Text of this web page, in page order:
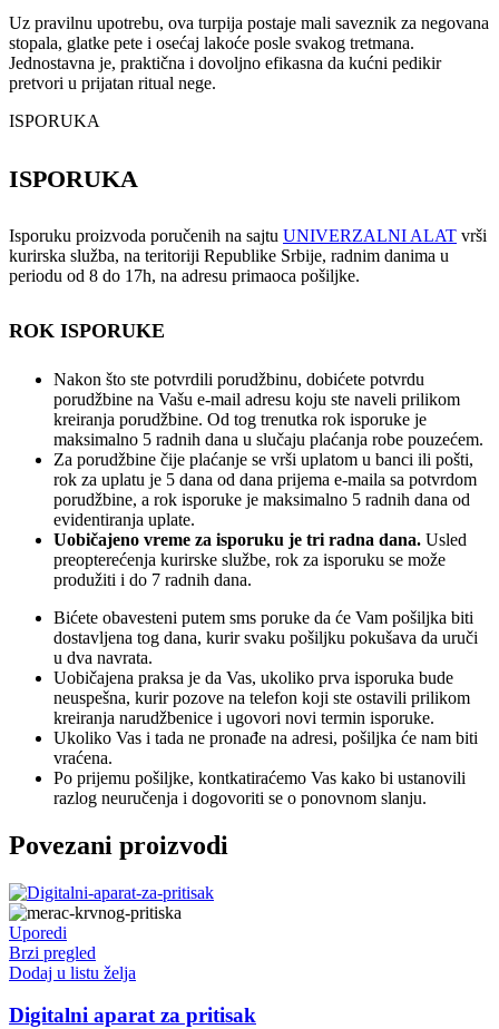
Uz pravilnu upotrebu, ova turpija postaje mali saveznik za negovana
stopala, glatke pete i osećaj lakoće posle svakog tretmana.
Jednostavna je, praktična i dovoljno efikasna da kućni pedikir
pretvori u prijatan ritual nege.
ISPORUKA
ISPORUKA
Isporuku proizvoda poručenih na sajtu UNIVERZALNI ALAT vrši
kurirska služba, na teritoriji Republike Srbije, radnim danima u
periodu od 8 do 17h, na adresu primaoca pošiljke.
ROK ISPORUKE
Nakon što ste potvrdili porudžbinu, dobićete potvrdu
porudžbine na Vašu e-mail adresu koju ste naveli prilikom
kreiranja porudžbine. Od tog trenutka rok isporuke je
maksimalno 5 radnih dana u slučaju plaćanja robe pouzećem.
Za porudžbine čije plaćanje se vrši uplatom u banci ili pošti,
rok za uplatu je 5 dana od dana prijema e-maila sa potvrdom
porudžbine, a rok isporuke je maksimalno 5 radnih dana od
evidentiranja uplate.
Uobičajeno vreme za isporuku je tri radna dana. Usled
preopterećenja kurirske službe, rok za isporuku se može
produžiti i do 7 radnih dana.
Bićete obavesteni putem sms poruke da će Vam pošiljka biti
dostavljena tog dana, kurir svaku pošiljku pokušava da uruči
u dva navrata.
Uobičajena praksa je da Vas, ukoliko prva isporuka bude
neuspešna, kurir pozove na telefon koji ste ostavili prilikom
kreiranja narudžbenice i ugovori novi termin isporuke.
Ukoliko Vas i tada ne pronađe na adresi, pošiljka će nam biti
vraćena.
Po prijemu pošiljke, kontkatiraćemo Vas kako bi ustanovili
razlog neuručenja i dogovoriti se o ponovnom slanju.
Povezani proizvodi
Uporedi
Brzi pregled
Dodaj u listu želja
Digitalni aparat za pritisak